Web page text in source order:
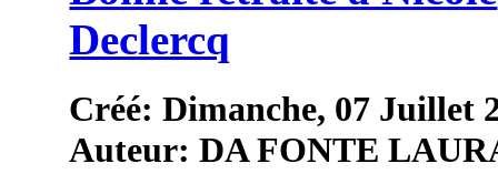
Declercq
Créé: Dimanche, 07 Juillet
Auteur: DA FONTE